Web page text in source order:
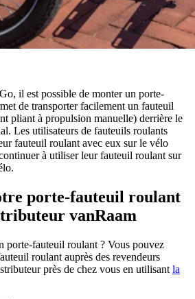
il est possible de monter un porte-
de transporter facilement un fauteuil
pliant à propulsion manuelle) derrière le
Les utilisateurs de fauteuils roulants
fauteuil roulant avec eux sur le vélo
à utiliser leur fauteuil roulant sur
porte-fauteuil roulant
vanRaam
porte-fauteuil roulant ? Vous pouvez
roulant auprès des revendeurs
près de chez vous en utilisant la